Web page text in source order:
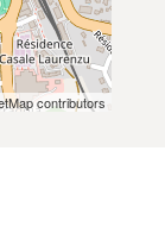
contributors